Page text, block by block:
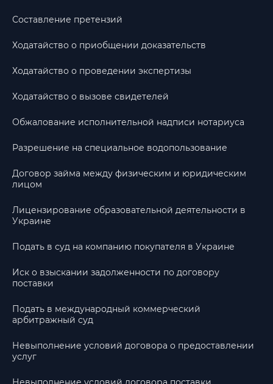
Составление претензий
Ходатайство о приобщении доказательств
Ходатайство о проведении экспертизы
Ходатайство о вызове свидетелей
Обжалование исполнительной надписи нотариуса
Разрешение на специальное водопользование
Договор займа между физическим и юридическим
лицом
Лицензирование образовательной деятельности в
Украине
Подать в суд на компанию покупателя в Украине
Иск о взыскании задолженности по договору
поставки
Подать в международный коммерческий
арбитражный суд
Невыполнение условий договора о предоставлении
услуг